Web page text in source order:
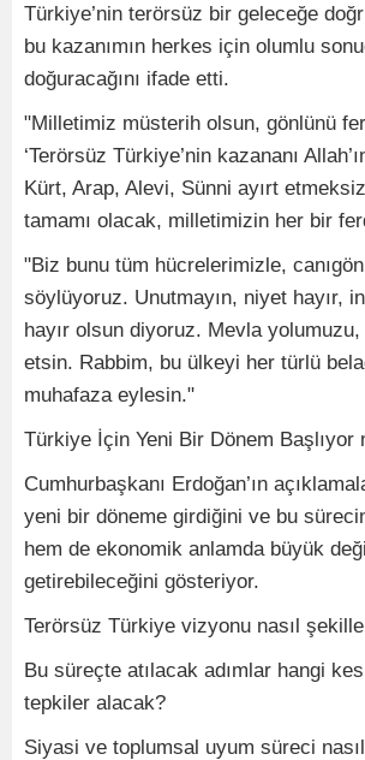
Türkiye’nin terörsüz bir geleceğe
bu kazanımın herkes için olumlu
doğuracağını ifade etti.
"Milletimiz müsterih olsun, gönlünü
‘Terörsüz Türkiye’nin kazananı
Kürt, Arap, Alevi, Sünni ayırt
tamamı olacak, milletimizin her bir
"Biz bunu tüm hücrelerimizle,
söylüyoruz. Unutmayın, niyet hayır,
hayır olsun diyoruz. Mevla yolumuzu,
etsin. Rabbim, bu ülkeyi her türlü
muhafaza eylesin."
Türkiye İçin Yeni Bir Dönem Başlıyor
Cumhurbaşkanı Erdoğan’ın
yeni bir döneme girdiğini ve bu
hem de ekonomik anlamda büyük
getirebileceğini gösteriyor.
Terörsüz Türkiye vizyonu nasıl
Bu süreçte atılacak adımlar hangi
tepkiler alacak?
Siyasi ve toplumsal uyum süreci